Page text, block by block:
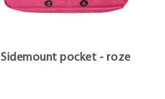
Sidemount pocket - roze